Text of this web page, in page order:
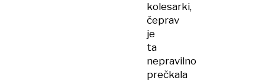
kolesarki,
čeprav
je
ta
nepravilno
prečkala